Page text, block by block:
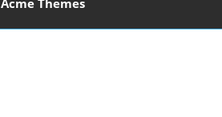
Acme Themes